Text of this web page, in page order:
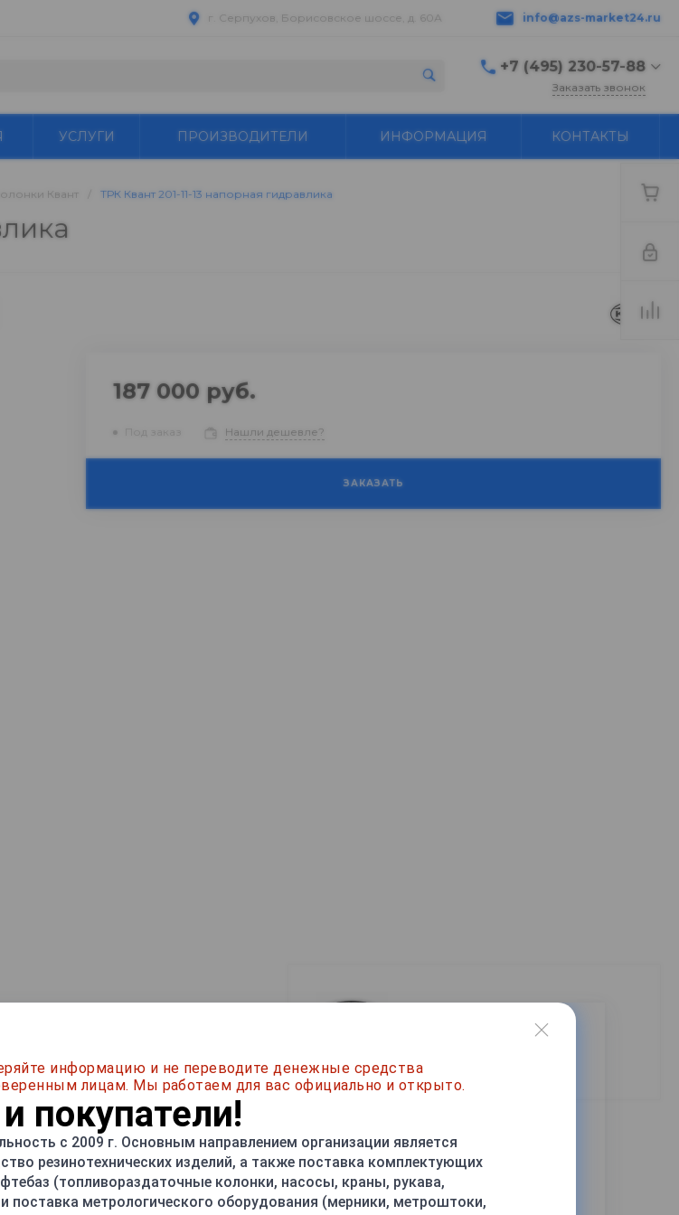
г. Серпухов, Борисовское шоссе, д. 60А info@azs-market24.ru
+7 (495) 230-57-88
г. Серпухов,
Заказать звонок
УСЛУГИ ПРОИЗВОДИТЕЛИ ИНФОРМАЦИЯ КОНТАКТЫ
Квант ТРК Квант 201-11-13 напорная гидравлика
187 000 руб.
Под заказ Нашли дешевле?
ЗАКАЗАТЬ
1
50±10%, 80±10%
5
2
Все товары бренда Квант
информацию и не переводите денежные средства
лицам. Мы работаем для вас официально и открыто.
покупатели!
с 2009 г. Основным направлением организации является
резинотехнических изделий, а также поставка комплектующих
(топливораздаточные колонки, насосы, краны, рукава,
поставка метрологического оборудования (мерники, метроштоки,